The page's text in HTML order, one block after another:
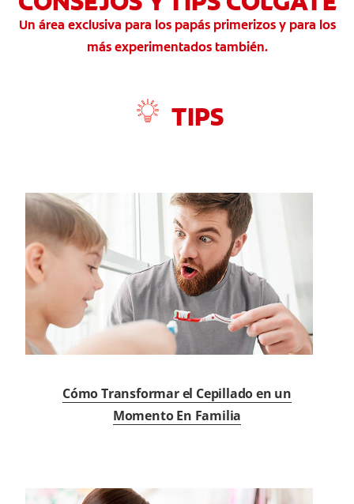
CHEQUEO DE SALUD BUCAL
CORRESPONDENCIA DE PRODUCTOS
Un área exclusiva para los papás primerizos y para los
más experimentados también.
TIPS
Cómo Transformar el Cepillado en un
Momento En Familia